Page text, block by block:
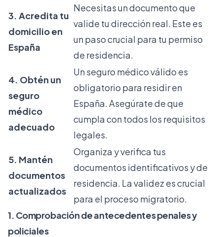
3. Acredita tu
domicilio en
España
Necesitas un documento que
valide tu dirección real. Este es
un paso crucial para tu permiso
de residencia.
4. Obtén un
seguro
médico
adecuado
Un seguro médico válido es
obligatorio para residir en
España. Asegúrate de que
cumpla con todos los requisitos
legales.
5. Mantén
documentos
actualizados
Organiza y verifica tus
documentos identificativos y de
residencia. La validez es crucial
para el proceso migratorio.
1. Comprobación de antecedentes penales y
policiales